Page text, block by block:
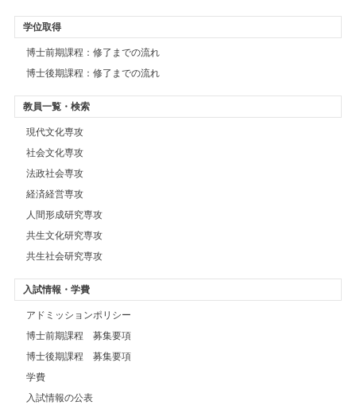
学位取得
博士前期課程：修了までの流れ
博士後期課程：修了までの流れ
教員一覧・検索
現代文化専攻
社会文化専攻
法政社会専攻
経済経営専攻
人間形成研究専攻
共生文化研究専攻
共生社会研究専攻
入試情報・学費
アドミッションポリシー
博士前期課程 募集要項
博士後期課程 募集要項
学費
入試情報の公表